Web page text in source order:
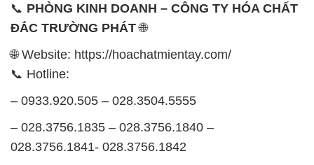
📞 PHÒNG KINH DOANH – CÔNG TY HÓA CHẤT
ĐẮC TRƯỜNG PHÁT🌐
🌐 Website: https://hoachatmientay.com/
📞 Hotline:
– 0933.920.505 – 028.3504.5555
– 028.3756.1835 – 028.3756.1840 –
028.3756.1841- 028.3756.1842